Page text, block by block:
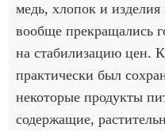
медь, хлопок и
вообще прекращались
на стабилизацию цен.
практически был
некоторые продукты
содержащие,